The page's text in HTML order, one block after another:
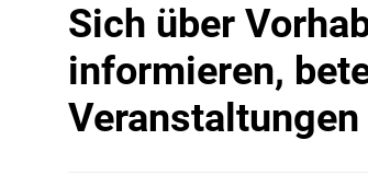
Sich über
informieren,